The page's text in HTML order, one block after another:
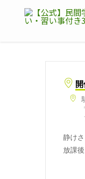
静け
放課後